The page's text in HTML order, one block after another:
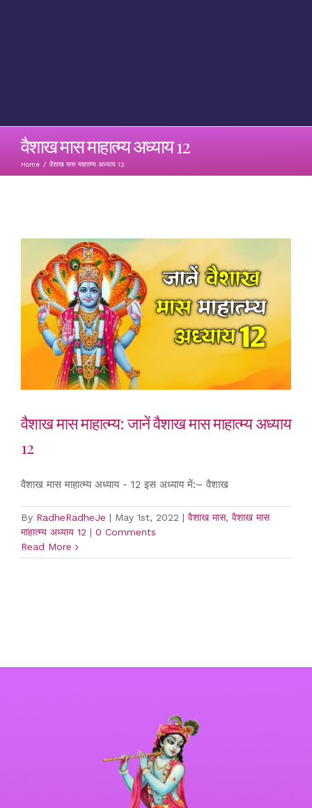
वैशाख मास माहात्म्य अध्याय 12
Home / वैशाख मास माहात्म्य अध्याय 12
वैशाख मास माहात्म्य: जानें वैशाख मास माहात्म्य अध्याय
12
वैशाख मास माहात्म्य अध्याय - 12 इस अध्याय में:– वैशाख
By RadheRadheJe | May 1st, 2022 | वैशाख मास, वैशाख मास
माहात्म्य अध्याय 12 | 0 Comments
Read More